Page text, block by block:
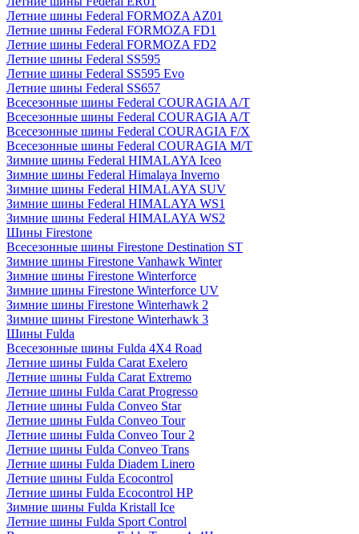
Летние шины Federal FORMOZA AZ01
Летние шины Federal FORMOZA FD1
Летние шины Federal FORMOZA FD2
Летние шины Federal SS595
Летние шины Federal SS595 Evo
Летние шины Federal SS657
Всесезонные шины Federal COURAGIA A/T
Всесезонные шины Federal COURAGIA A/T
Всесезонные шины Federal COURAGIA F/X
Всесезонные шины Federal COURAGIA M/T
Зимние шины Federal HIMALAYA Iceo
Зимние шины Federal Himalaya Inverno
Зимние шины Federal HIMALAYA SUV
Зимние шины Federal HIMALAYA WS1
Зимние шины Federal HIMALAYA WS2
Шины Firestone
Всесезонные шины Firestone Destination ST
Зимние шины Firestone Vanhawk Winter
Зимние шины Firestone Winterforce
Зимние шины Firestone Winterforce UV
Зимние шины Firestone Winterhawk 2
Зимние шины Firestone Winterhawk 3
Шины Fulda
Всесезонные шины Fulda 4X4 Road
Летние шины Fulda Carat Exelero
Летние шины Fulda Carat Extremo
Летние шины Fulda Carat Progresso
Летние шины Fulda Conveo Star
Летние шины Fulda Conveo Tour
Летние шины Fulda Conveo Tour 2
Летние шины Fulda Conveo Trans
Летние шины Fulda Diadem Linero
Летние шины Fulda Ecocontrol
Летние шины Fulda Ecocontrol HP
Зимние шины Fulda Kristall Ice
Летние шины Fulda Sport Control